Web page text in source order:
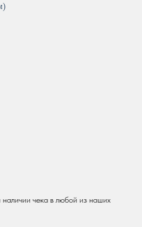
чека в любой из наших